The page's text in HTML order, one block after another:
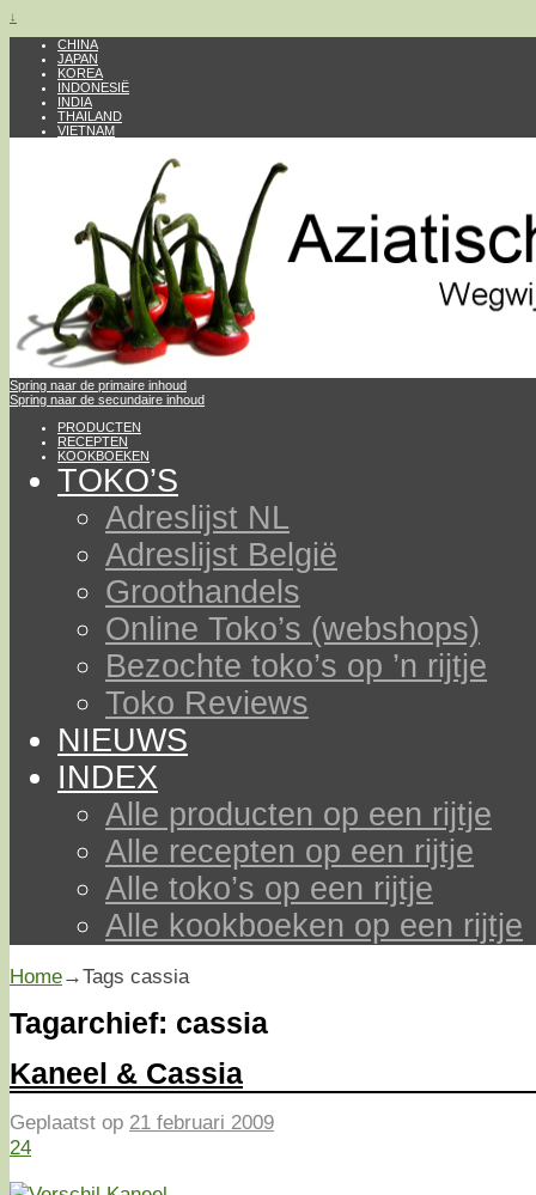
↓
CHINA
JAPAN
KOREA
INDONESIË
INDIA
THAILAND
VIETNAM
Spring naar de primaire inhoud
Spring naar de secundaire inhoud
PRODUCTEN
RECEPTEN
KOOKBOEKEN
TOKO’S
Adreslijst NL
Adreslijst België
Groothandels
Online Toko’s (webshops)
Bezochte toko’s op ’n rijtje
Toko Reviews
NIEUWS
INDEX
Alle producten op een rijtje
Alle recepten op een rijtje
Alle toko’s op een rijtje
Alle kookboeken op een rijtje
Home→Tags cassia
Tagarchief: cassia
Kaneel & Cassia
Geplaatst op 21 februari 2009
24